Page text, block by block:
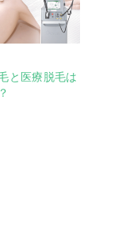
と医療脱毛は